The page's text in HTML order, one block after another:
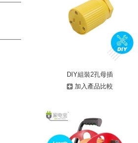
DIY組裝2孔母插
加入產品比較